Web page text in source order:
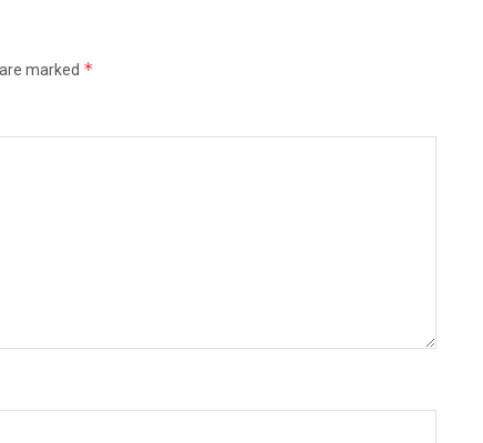
marked *